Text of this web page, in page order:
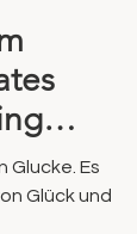
Glucke. Es
Glück und